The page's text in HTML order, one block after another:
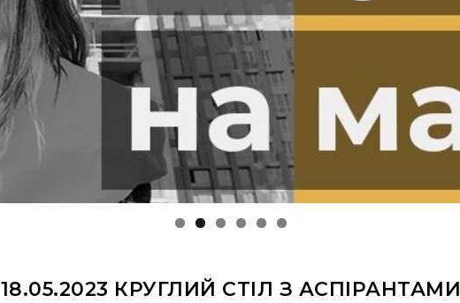
18.05.2023 КРУГЛИЙ СТІЛ З АСПІРАНТАМИ